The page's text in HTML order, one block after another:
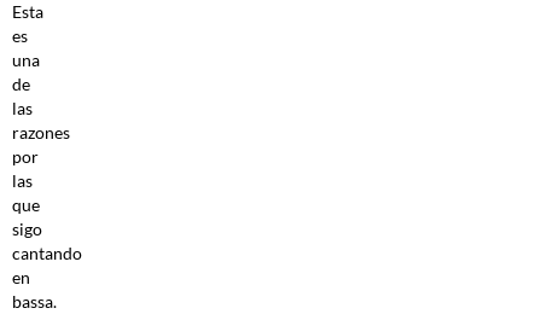
Esta
es
una
de
las
razones
por
las
que
sigo
cantando
en
bassa.